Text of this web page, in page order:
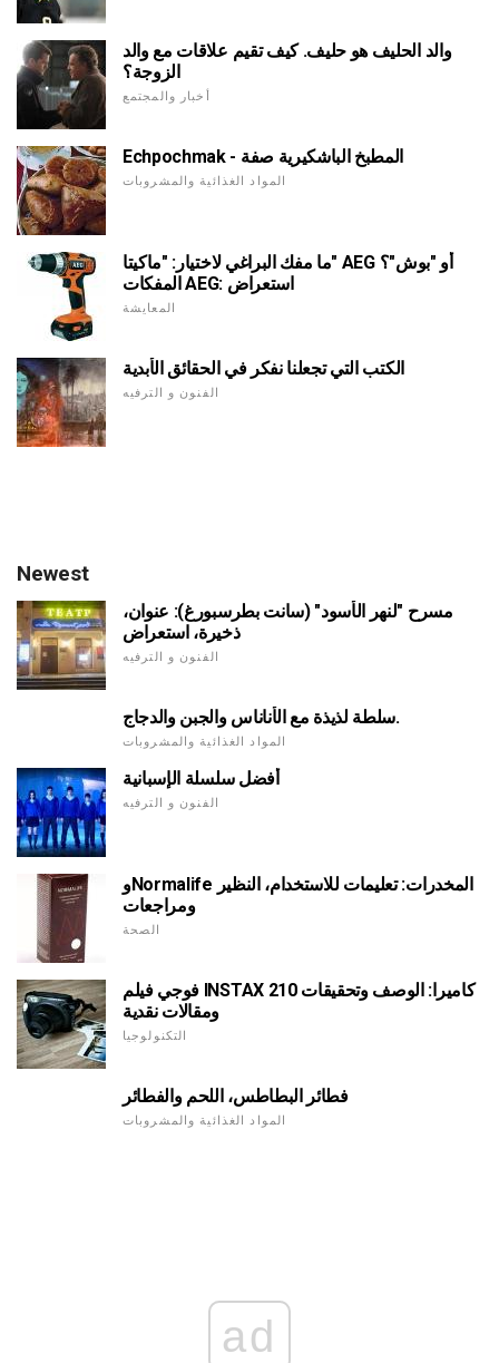
والد الحليف هو حليف. كيف تقيم علاقات مع والد
الزوجة؟
أخبار والمجتمع
Echpochmak - المطبخ الباشكيرية صفة
المواد الغذائية والمشروبات
ما مفك البراغي لاختيار: "ماكيتا" AEG أو "بوش"؟
المفكات AEG: استعراض
المعايشة
الكتب التي تجعلنا نفكر في الحقائق الأبدية
الفنون و الترفيه
Newest
مسرح "لنهر الأسود" (سانت بطرسبورغ): عنوان،
ذخيرة، استعراض
الفنون و الترفيه
سلطة لذيذة مع الأناناس والجبن والدجاج.
المواد الغذائية والمشروبات
أفضل سلسلة الإسبانية
الفنون و الترفيه
وNormalife المخدرات: تعليمات للاستخدام، النظير
ومراجعات
الصحة
فوجي فيلم INSTAX 210 كاميرا: الوصف وتحقيقات
ومقالات نقدية
التكنولوجيا
فطائر البطاطس، اللحم والفطائر
المواد الغذائية والمشروبات
ad